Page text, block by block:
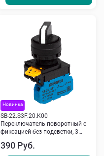
Новинка
SB-22.S3F.20.K00
Переключатель поворотный с
фиксацией без подсветки, 3
Кипприбор
390 Руб.